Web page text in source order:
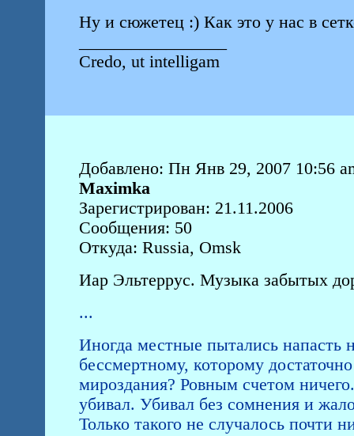
Ну и сюжетец :) Как это у нас в
Credo, ut intelligam
Добавлено: Пн Янв 29, 2007 10:56
Maximka
Зарегистрирован: 21.11.2006
Сообщения: 50
Откуда: Russia, Omsk
Иар Эльтеррус. Музыка забытых
...
Иногда местные пытались напасть
бессмертному, которому
мироздания? Ровным счетом
убивал. Убивал без сомнения и
Только такого не случалось почти